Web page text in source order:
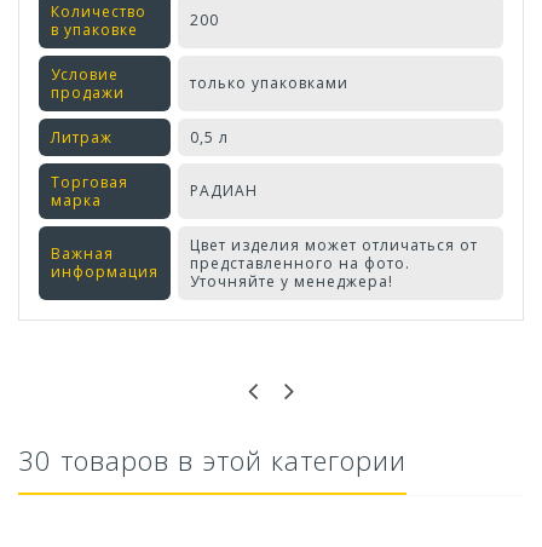
Количество
в упаковке
200
Условие
продажи
только упаковками
Литраж 0,5 л
Торговая
марка
РАДИАН
Важная
информация
Цвет изделия может отличаться от
представленного на фото.
Уточняйте у менеджера!
30 товаров в этой категории